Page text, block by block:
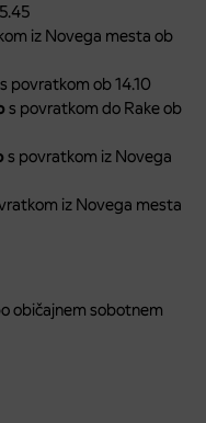
iz Novega mesta ob
s povratkom ob 14.10
s povratkom do Rake ob
s povratkom iz Novega
iz Novega mesta
običajnem sobotnem